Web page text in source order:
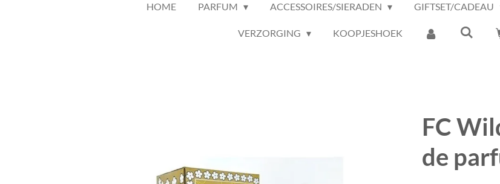
HOME PARFUM ACCESSOIRES/SIERADEN GIFTSET/CADEAU
VERZORGING KOOPJESHOEK
FC
de